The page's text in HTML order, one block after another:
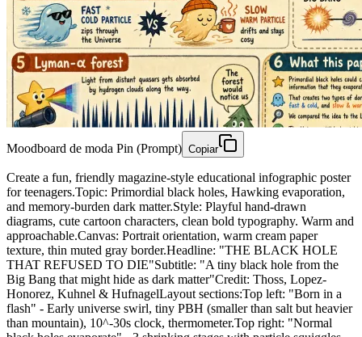
Moodboard de moda Pin (Prompt) Copiar
Create a fun, friendly magazine-style educational infographic poster
for teenagers.Topic: Primordial black holes, Hawking evaporation,
and memory-burden dark matter.Style: Playful hand-drawn
diagrams, cute cartoon characters, clean bold typography. Warm and
approachable.Canvas: Portrait orientation, warm cream paper
texture, thin muted gray border.Headline: "THE BLACK HOLE
THAT REFUSED TO DIE"Subtitle: "A tiny black hole from the
Big Bang that might hide as dark matter"Credit: Thoss, Lopez-
Honorez, Kuhnel & HufnagelLayout sections:Top left: "Born in a
flash" - Early universe swirl, tiny PBH (smaller than salt but heavier
than mountain), 10^-30s clock, thermometer.Top right: "Normal